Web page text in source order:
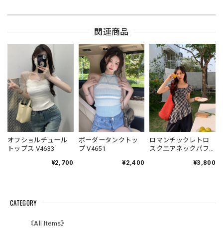
関連商品
オフショルチュール
トップス V4633
¥2,700
ボーダータンクトッ
プ V4651
¥2,400
ロマンチックレトロ
スクエアネックパフ
¥3,800
CATEGORY
《All Items》